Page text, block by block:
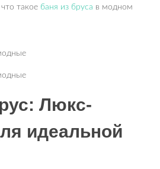
такое баня из бруса в модном
Люкс-
идеальной